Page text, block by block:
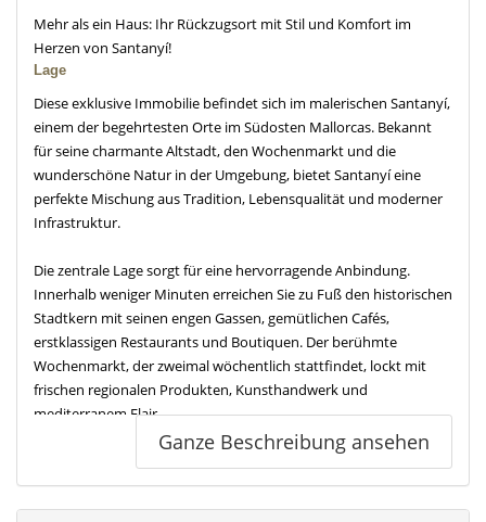
Mehr als ein Haus: Ihr Rückzugsort mit Stil und Komfort im
Herzen von Santanyí!
Lage
Diese exklusive Immobilie befindet sich im malerischen Santanyí,
einem der begehrtesten Orte im Südosten Mallorcas. Bekannt
für seine charmante Altstadt, den Wochenmarkt und die
wunderschöne Natur in der Umgebung, bietet Santanyí eine
perfekte Mischung aus Tradition, Lebensqualität und moderner
Infrastruktur.
Die zentrale Lage sorgt für eine hervorragende Anbindung.
Innerhalb weniger Minuten erreichen Sie zu Fuß den historischen
Stadtkern mit seinen engen Gassen, gemütlichen Cafés,
erstklassigen Restaurants und Boutiquen. Der berühmte
Wochenmarkt, der zweimal wöchentlich stattfindet, lockt mit
frischen regionalen Produkten, Kunsthandwerk und
mediterranem Flair.
darunter internationale Einrichtungen, die für Kinder aller
Altersgruppen geeignet sind. Sportbegeisterte kommen in den
Ganze Beschreibung ansehen